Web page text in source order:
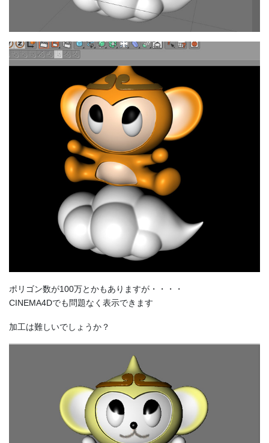
ポリゴン数が100万とかもありますが・・・・
CINEMA4Dでも問題なく表示できます
加工は難しいでしょうか？